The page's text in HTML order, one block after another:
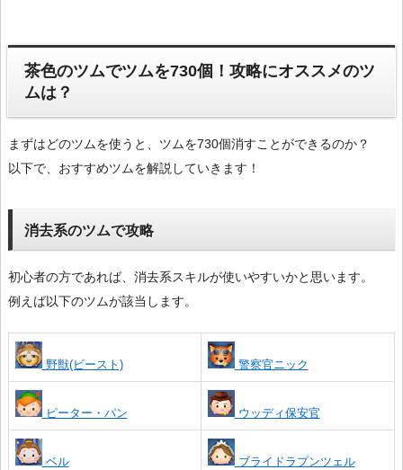
茶色のツムでツムを730個！攻略にオススメのツ
ムは？
まずはどのツムを使うと、ツムを730個消すことができるのか？
以下で、おすすめツムを解説していきます！
消去系のツムで攻略
初心者の方であれば、消去系スキルが使いやすいかと思います。
例えば以下のツムが該当します。
野獣(ビースト) 警察官ニック
ピーター・パン ウッディ保安官
ベル ブライドラプンツェル